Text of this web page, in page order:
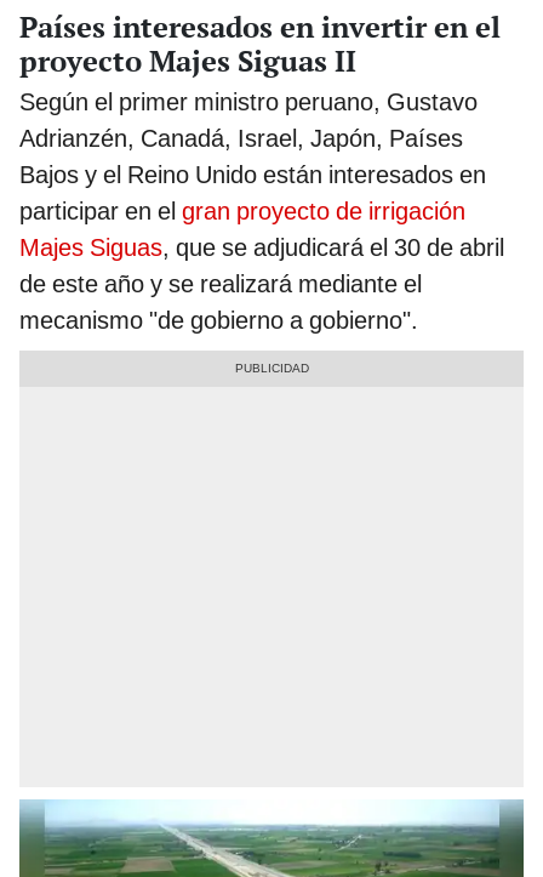
Países interesados en invertir en el
proyecto Majes Siguas II
Según el primer ministro peruano, Gustavo
Adrianzén, Canadá, Israel, Japón, Países
Bajos y el Reino Unido están interesados en
participar en el gran proyecto de irrigación
Majes Siguas, que se adjudicará el 30 de abril
de este año y se realizará mediante el
mecanismo "de gobierno a gobierno".